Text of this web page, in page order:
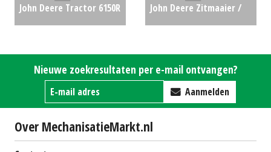
(WD) #21334
€0
John Deere Tractor 6150R
John Deere Zitmaaier /
#692682
€0
Nieuwe zoekresultaten per e-mail ontvangen?
Aanmelden
Over MechanisatieMarkt.nl